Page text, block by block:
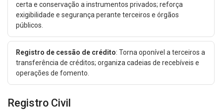
certa e conservação a instrumentos privados; reforça
exigibilidade e segurança perante terceiros e órgãos
públicos.
Registro de cessão de crédito: Torna oponível a terceiros a
transferência de créditos; organiza cadeias de recebíveis e
operações de fomento.
Registro Civil